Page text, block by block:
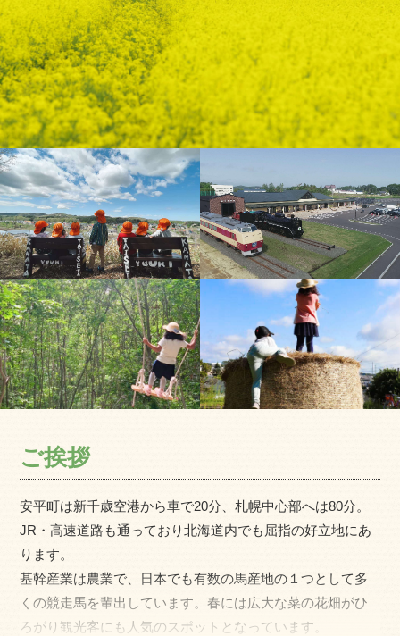
ご挨拶
安平町は新千歳空港から車で20分、札幌中心部へは80分。
JR・高速道路も通っており北海道内でも屈指の好立地にあ
ります。
基幹産業は農業で、日本でも有数の馬産地の１つとして多
くの競走馬を輩出しています。春には広大な菜の花畑がひ
ろがり観光客にも人気のスポットとなっています。